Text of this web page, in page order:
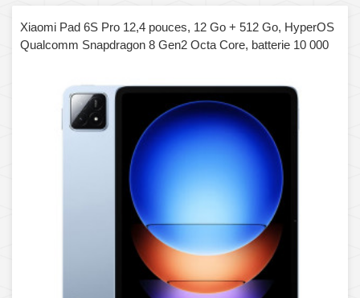
Xiaomi Pad 6S Pro 12,4 pouces, 12 Go + 512 Go, HyperOS
Qualcomm Snapdragon 8 Gen2 Octa Core, batterie 10 000